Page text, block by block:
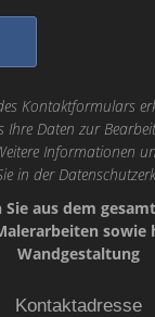
Kontaktformulars
Ihre Daten zur
Informationen
in der
aus dem
sowie
Wandgestaltung
Kontaktadresse